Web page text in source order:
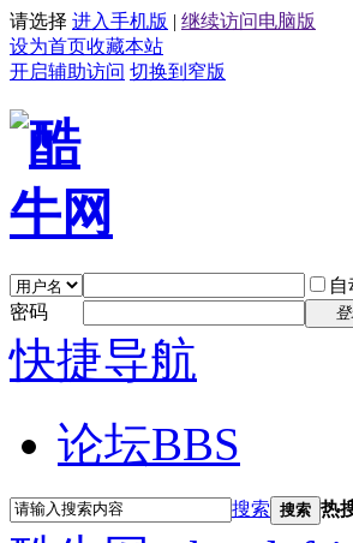
请选择 进入手机版 | 继续访问电脑版
设为首页收藏本站
开启辅助访问 切换到窄版
密码
快捷导航
论坛BBS
搜索 搜索 热